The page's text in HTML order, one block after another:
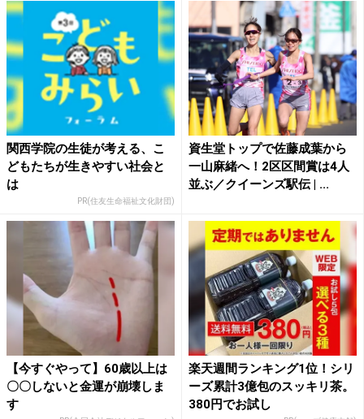
関西学院の生徒が考える、こ
どもたちが生きやすい社会と
は
PR(住友生命福祉文化財団)
資生堂トップで佐藤成葉から
一山麻緒へ！2区区間賞は4人
並ぶ／クイーンズ駅伝 | ...
【今すぐやって】60歳以上は
〇〇しないと金運が崩壊しま
す
楽天週間ランキング1位！シリ
ーズ累計3億包のスッキリ茶。
380円でお試し